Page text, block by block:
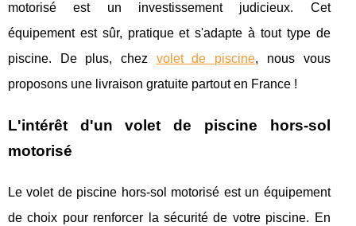
motorisé est un investissement judicieux. Cet
équipement est sûr, pratique et s'adapte à tout type de
piscine. De plus, chez volet de piscine, nous vous
proposons une livraison gratuite partout en France !
L'intérêt d'un volet de piscine hors-sol
motorisé
Le volet de piscine hors-sol motorisé est un équipement
de choix pour renforcer la sécurité de votre piscine. En